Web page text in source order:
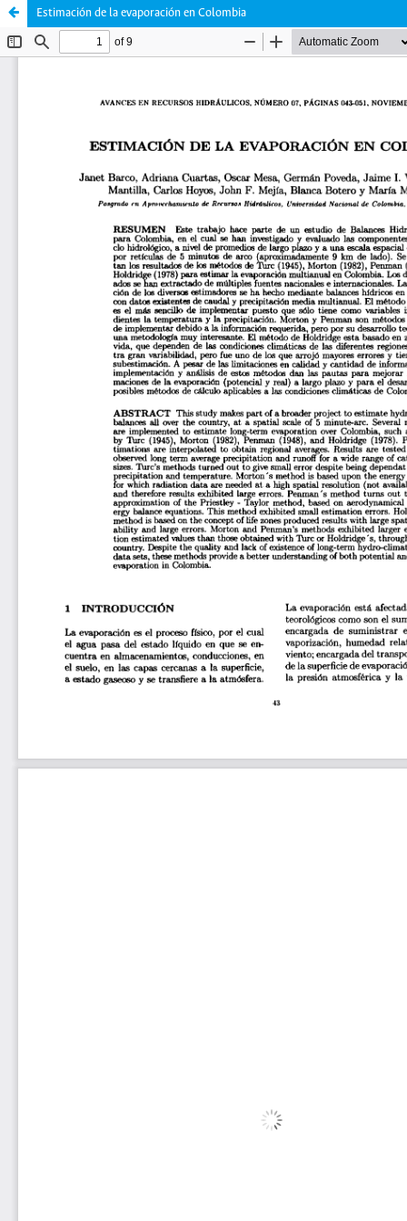
Estimación de la evaporación en Colombia